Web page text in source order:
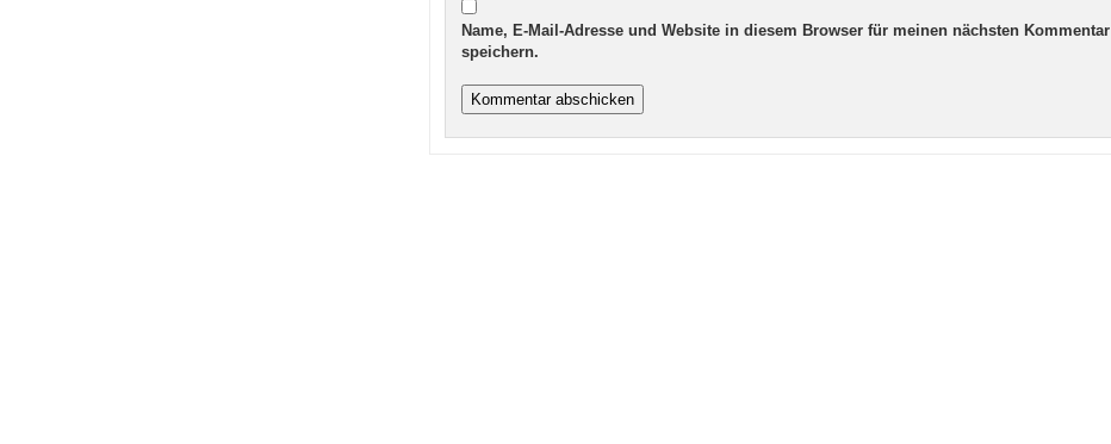
Name, E-Mail-Adresse und Website in diesem Browser für meinen nächsten Kommentar
speichern.